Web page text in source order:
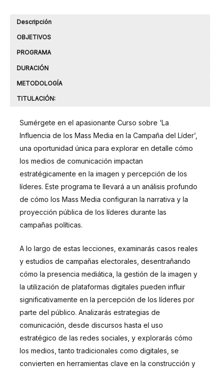
Descripción
OBJETIVOS
PROGRAMA
DURACIÓN
METODOLOGÍA
TITULACIÓN:
Sumérgete en el apasionante Curso sobre ‘La
Influencia de los Mass Media en la Campaña del Líder’,
una oportunidad única para explorar en detalle cómo
los medios de comunicación impactan
estratégicamente en la imagen y percepción de los
líderes. Este programa te llevará a un análisis profundo
de cómo los Mass Media configuran la narrativa y la
proyección pública de los líderes durante las
campañas políticas.
A lo largo de estas lecciones, examinarás casos reales
y estudios de campañas electorales, desentrañando
cómo la presencia mediática, la gestión de la imagen y
la utilización de plataformas digitales pueden influir
significativamente en la percepción de los líderes por
parte del público. Analizarás estrategias de
comunicación, desde discursos hasta el uso
estratégico de las redes sociales, y explorarás cómo
los medios, tanto tradicionales como digitales, se
convierten en herramientas clave en la construcción y